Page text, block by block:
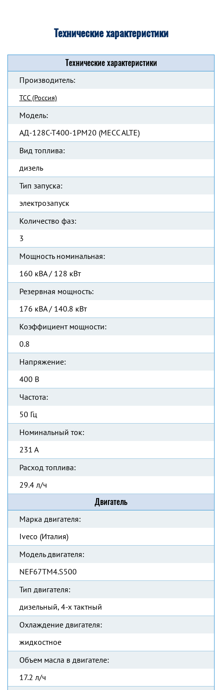
Технические характеристики
Технические характеристики
Производитель:
ТСС (Россия)
Модель:
АД-128С-Т400-1РМ20 (MECC ALTE)
Вид топлива:
дизель
Тип запуска:
электрозапуск
Количество фаз:
3
Мощность номинальная:
160 кВА / 128 кВт
Резервная мощность:
176 кВА / 140.8 кВт
Коэффициент мощности:
0.8
Напряжение:
400 В
Частота:
50 Гц
Номинальный ток:
231 А
Расход топлива:
29.4 л/ч
Двигатель
Марка двигателя:
Iveco (Италия)
Модель двигателя:
NEF67TM4.S500
Тип двигателя:
дизельный, 4-х тактный
Охлаждение двигателя:
жидкостное
Объем масла в двигателе:
17.2 л/ч